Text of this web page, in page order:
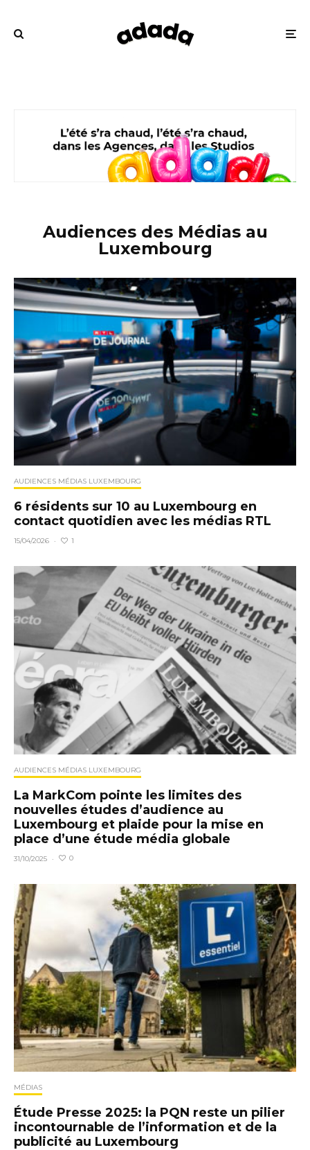
Audiences des Médias au
Luxembourg
AUDIENCES MÉDIAS LUXEMBOURG
6 résidents sur 10 au Luxembourg en
contact quotidien avec les médias RTL
15/04/2026 · 1
AUDIENCES MÉDIAS LUXEMBOURG
La MarkCom pointe les limites des
nouvelles études d’audience au
Luxembourg et plaide pour la mise en
place d’une étude média globale
31/10/2025 · 0
MÉDIAS
Étude Presse 2025: la PQN reste un pilier
incontournable de l’information et de la
publicité au Luxembourg